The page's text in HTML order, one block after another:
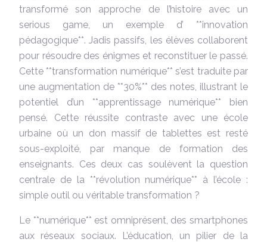
transformé son approche de l’histoire avec un
serious game, un exemple d’ **innovation
pédagogique**. Jadis passifs, les élèves collaborent
pour résoudre des énigmes et reconstituer le passé.
Cette **transformation numérique** s’est traduite par
une augmentation de **30%** des notes, illustrant le
potentiel d’un **apprentissage numérique** bien
pensé. Cette réussite contraste avec une école
urbaine où un don massif de tablettes est resté
sous-exploité, par manque de formation des
enseignants. Ces deux cas soulèvent la question
centrale de la **révolution numérique** à l’école :
simple outil ou véritable transformation ?
Le **numérique** est omniprésent, des smartphones
aux réseaux sociaux. L’éducation, un pilier de la